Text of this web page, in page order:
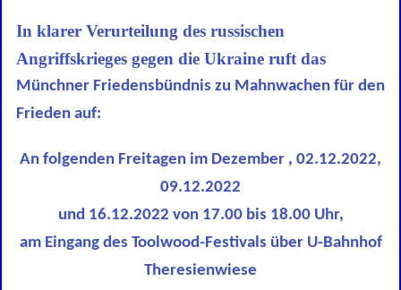
In klarer Verurteilung des russischen
Angriffskrieges gegen die Ukraine ruft das
Münchner Friedensbündnis zu Mahnwachen für den
Frieden auf:
An folgenden Freitagen im Dezember , 02.12.2022,
09.12.2022
und 16.12.2022 von 17.00 bis 18.00 Uhr,
am Eingang des Toolwood-Festivals über U-Bahnhof
Theresienwiese